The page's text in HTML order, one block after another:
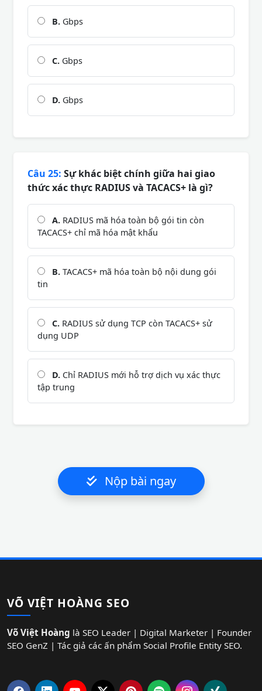
B. Gbps
C. Gbps
D. Gbps
Câu 25: Sự khác biệt chính giữa hai giao
thức xác thực RADIUS và TACACS+ là gì?
A. RADIUS mã hóa toàn bộ gói tin còn
TACACS+ chỉ mã hóa mật khẩu
B. TACACS+ mã hóa toàn bộ nội dung gói
tin
C. RADIUS sử dụng TCP còn TACACS+ sử
dụng UDP
D. Chỉ RADIUS mới hỗ trợ dịch vụ xác thực
tập trung
Nộp bài ngay
VÕ VIỆT HOÀNG SEO
Võ Việt Hoàng là SEO Leader | Digital Marketer | Founder
SEO GenZ | Tác giả các ấn phẩm Social Profile Entity SEO.